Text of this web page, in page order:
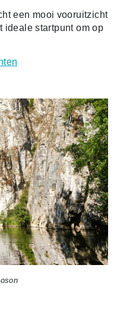
een mooi vooruitzicht
ideale startpunt om op